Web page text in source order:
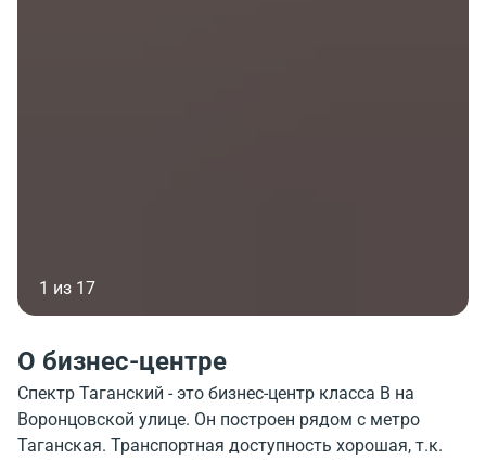
1 из 17
О бизнес-центре
Спектр Таганский - это бизнес-центр класса B на
Воронцовской улице. Он построен рядом с метро
Таганская. Транспортная доступность хорошая, т.к.